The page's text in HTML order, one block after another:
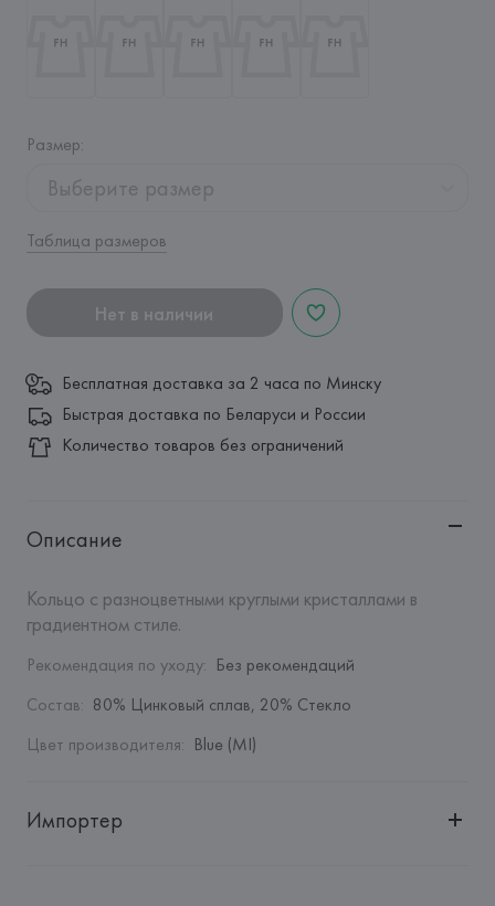
Размер:
Выберите размер
Таблица размеров
Нет в наличии
Бесплатная доставка за 2 часа по Минску
Быстрая доставка по Беларуси и России
Количество товаров без ограничений
Описание
Кольцо с разноцветными круглыми кристаллами в
градиентном стиле.
Рекомендация по уходу: Без рекомендаций
Состав: 80% Цинковый сплав, 20% Стекло
Цвет производителя: Blue (MI)
Импортер